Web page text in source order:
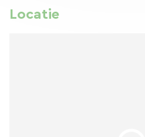
Locatie